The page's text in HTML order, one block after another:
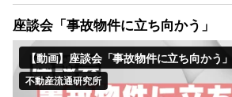
座談会「事故物件に立ち向かう」